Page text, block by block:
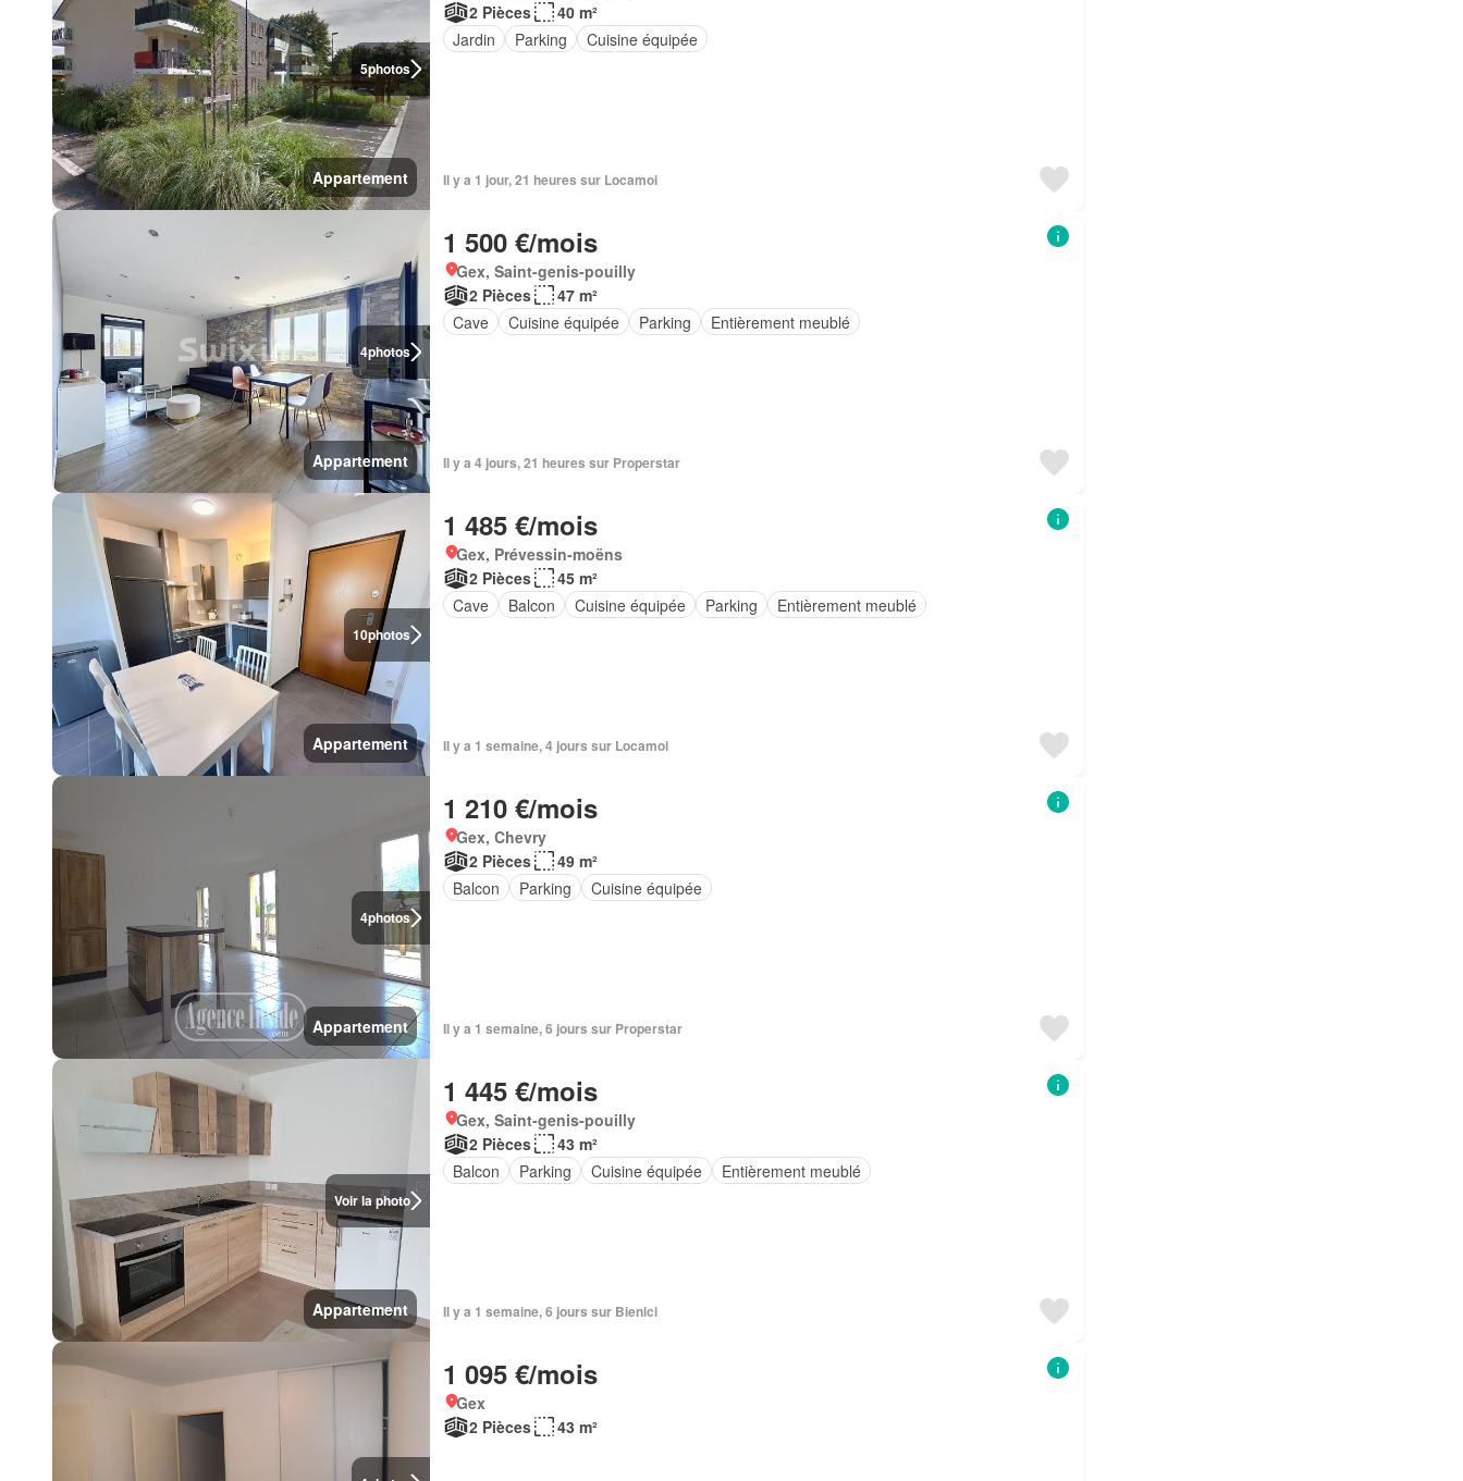
5photos
Appartement
2 Pièces
40 m²
Jardin
Parking Cuisine équipée
Il y a 1 jour, 21 heures sur Locamoi
4photos
Appartement
1 500 €/mois
Gex, Saint-genis-pouilly
2 Pièces
47 m²
Cave
Cuisine équipée Parking Entièrement meublé
Il y a 4 jours, 21 heures sur Properstar
10photos
Appartement
1 485 €/mois
Gex, Prévessin-moëns
2 Pièces
45 m²
Cave
Balcon Cuisine équipée Parking Entièrement meublé
Il y a 1 semaine, 4 jours sur Locamoi
4photos
Appartement
1 210 €/mois
Gex, Chevry
2 Pièces
49 m²
Balcon
Parking Cuisine équipée
Il y a 1 semaine, 6 jours sur Properstar
Voir la photo
Appartement
1 445 €/mois
Gex, Saint-genis-pouilly
2 Pièces
43 m²
Balcon
Parking Cuisine équipée Entièrement meublé
Il y a 1 semaine, 6 jours sur Bienici
1 095 €/mois
Gex
2 Pièces
43 m²